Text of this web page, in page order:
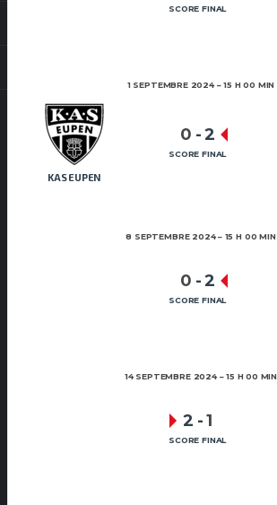
SCORE FINAL
1 SEPTEMBRE 2024 15 H 00 MIN
KAS EUPEN
0 -2
SCORE FINAL
8 SEPTEMBRE 2024 15 H 00 MIN
0 -2
SCORE FINAL
14 SEPTEMBRE 2024 15 H 00 MIN
2 -1
SCORE FINAL